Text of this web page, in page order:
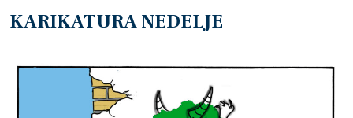
KARIKATURA NEDELJE